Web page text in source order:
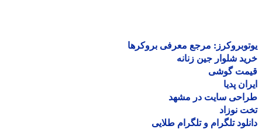
مرجع معرفی بروکرها
شلوار جین زنانه
گوشی
پدیا
سایت در مشهد
نوزاد
تلگرام و تلگرام طلایی